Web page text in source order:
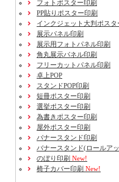
フォトポスター印刷
PP貼りポスター印刷
インクジェット大判ポスタ
展示パネル印刷
展示用フォトパネル印刷
角丸展示パネル印刷
フリーカットパネル印刷
卓上POP
スタンドPOP印刷
短冊ポスター印刷
選挙ポスター印刷
為書きポスター印刷
屋外ポスター印刷
バナースタンド印刷
バナースタンド(ロールア
のぼり印刷 New!
椅子カバー印刷 New!